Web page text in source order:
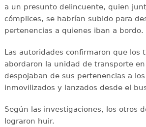
a un presunto delincuente, quien
cómplices, se habrían subido para
pertenencias a quienes iban a bordo.
Las autoridades confirmaron que los
abordaron la unidad de transporte
despojaban de sus pertenencias a
inmovilizados y lanzados desde el
Según las investigaciones, los otros
lograron huir.